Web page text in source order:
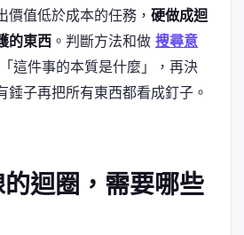
價值低於成本的任務， 硬做成迴
的東西 。判斷方法和做 搜尋意
這件事的本質是什麼」，再決
錘子再把所有東西都看成釘子。
迴圈，需要哪些